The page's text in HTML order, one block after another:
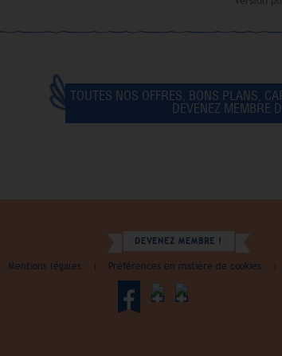
TOUTES NOS OFFRES, BONS PLANS,
DEVENEZ MEMBRE
DEVENEZ MEMBRE !
Mentions légales Préférences en matière de cookies
en garantissant la conformité avec les